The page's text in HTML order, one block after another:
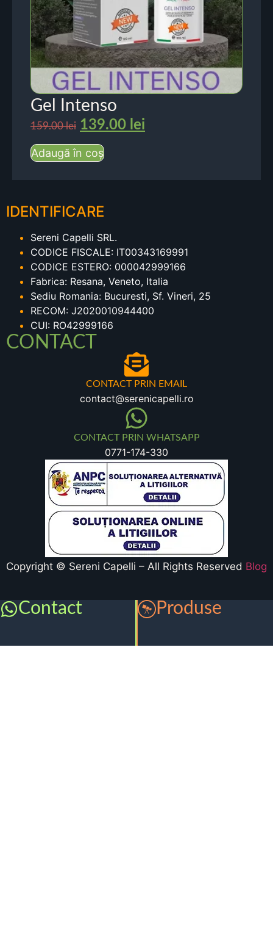
Gel Intenso
159.00lei 139.00 lei
Adaugă în coș
IDENTIFICARE
Sereni Capelli SRL.
CODICE FISCALE: IT00343169991
CODICE ESTERO: 000042999166
Fabrica: Resana, Veneto, Italia
Sediu Romania: Bucuresti, Sf. Vineri, 25
RECOM: J2020010944400
CUI: RO42999166
CONTACT
CONTACT PRIN EMAIL
contact@serenicapelli.ro
CONTACT PRIN WHATSAPP
0771-174-330
Copyright © Sereni Capelli – All Rights Reserved Blog
Contact Produse